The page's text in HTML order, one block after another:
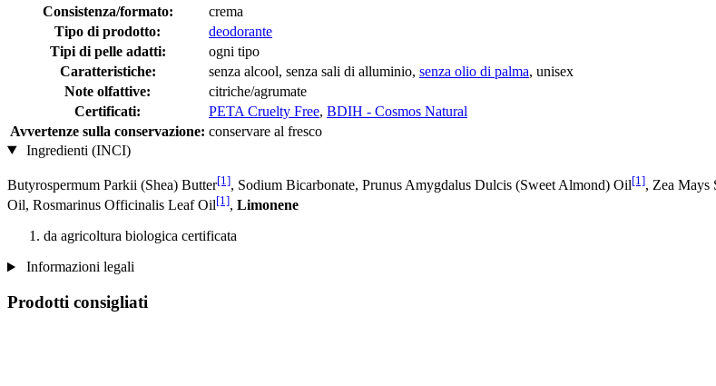
Consistenza/formato:
crema
Tipo di prodotto:
deodorante
Tipi di pelle adatti:
ogni tipo
Caratteristiche:
senza alcool, senza sali di alluminio, senza olio di palma, unisex
Note olfattive:
citriche/agrumate
Certificati:
PETA Cruelty Free, BDIH - Cosmos Natural
Avvertenze sulla conservazione: conservare al fresco
Ingredienti (INCI)
Butyrospermum Parkii (Shea) Butter[1], Sodium Bicarbonate, Prunus Amygdalus Dulcis (Sweet Almond) Oil[1], Zea Mays
Oil, Rosmarinus Officinalis Leaf Oil[1], Limonene
da agricoltura biologica certificata
Informazioni legali
Prodotti consigliati